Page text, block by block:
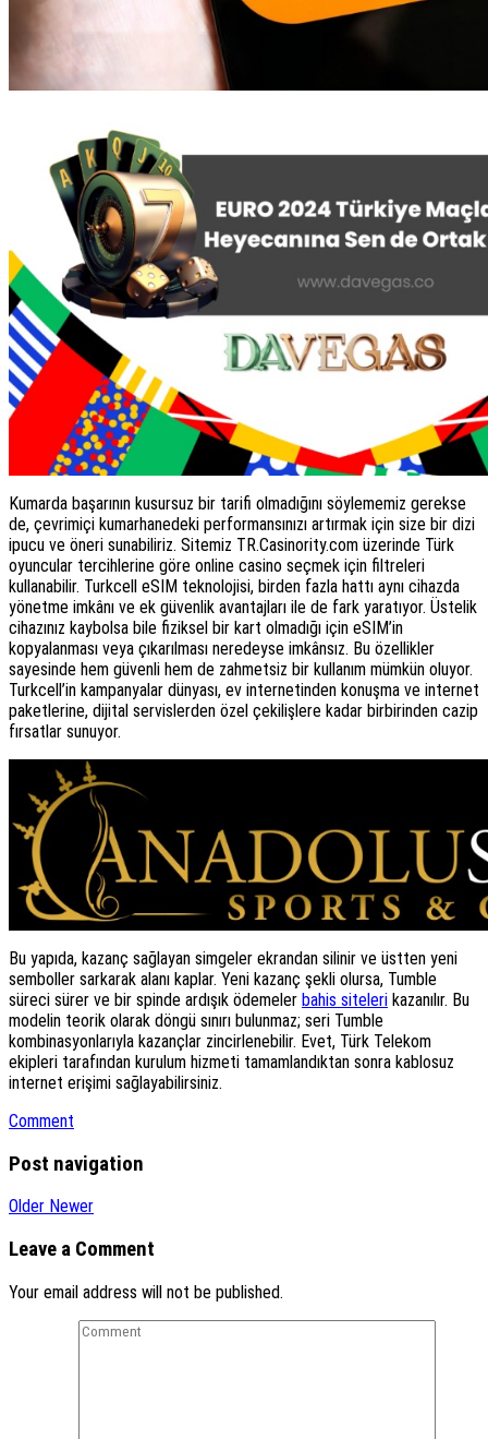
Kumarda başarının kusursuz bir tarifi olmadığını söylememiz gerekse
de, çevrimiçi kumarhanedeki performansınızı artırmak için size bir dizi
ipucu ve öneri sunabiliriz. Sitemiz TR.Casinority.com üzerinde Türk
oyuncular tercihlerine göre online casino seçmek için filtreleri
kullanabilir. Turkcell eSIM teknolojisi, birden fazla hattı aynı cihazda
yönetme imkânı ve ek güvenlik avantajları ile de fark yaratıyor. Üstelik
cihazınız kaybolsa bile fiziksel bir kart olmadığı için eSIM’in
kopyalanması veya çıkarılması neredeyse imkânsız. Bu özellikler
sayesinde hem güvenli hem de zahmetsiz bir kullanım mümkün oluyor.
Turkcell’in kampanyalar dünyası, ev internetinden konuşma ve internet
paketlerine, dijital servislerden özel çekilişlere kadar birbirinden cazip
fırsatlar sunuyor.
Bu yapıda, kazanç sağlayan simgeler ekrandan silinir ve üstten yeni
semboller sarkarak alanı kaplar. Yeni kazanç şekli olursa, Tumble
süreci sürer ve bir spinde ardışık ödemeler bahis siteleri kazanılır. Bu
modelin teorik olarak döngü sınırı bulunmaz; seri Tumble
kombinasyonlarıyla kazançlar zincirlenebilir. Evet, Türk Telekom
ekipleri tarafından kurulum hizmeti tamamlandıktan sonra kablosuz
internet erişimi sağlayabilirsiniz.
Comment
Post navigation
Older Newer
Leave a Comment
Your email address will not be published.